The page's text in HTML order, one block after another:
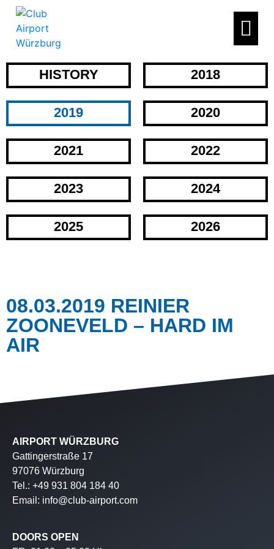
HISTORY 2018
2019 2020
2021 2022
2023 2024
2025 2026
08.03.2019 REINIER
ZOONEVELD – HARD IM
AIR
AIRPORT WÜRZBURG
Gattingerstraße 17
97076 Würzburg
Tel.: +49 931 804 184 40
Email: info@club-airport.com
DOORS OPEN